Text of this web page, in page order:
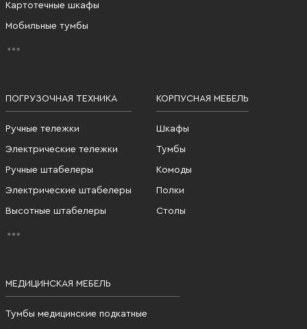
Картотечные шкафы
Мобильные тумбы
ПОГРУЗОЧНАЯ ТЕХНИКА
Ручные тележки
Электрические тележки
Ручные штабелеры
Электрические штабелеры
Высотные штабелеры
КОРПУСНАЯ МЕБЕЛЬ
Шкафы
Тумбы
Комоды
Полки
Столы
МЕДИЦИНСКАЯ МЕБЕЛЬ
Тумбы медицинские подкатные